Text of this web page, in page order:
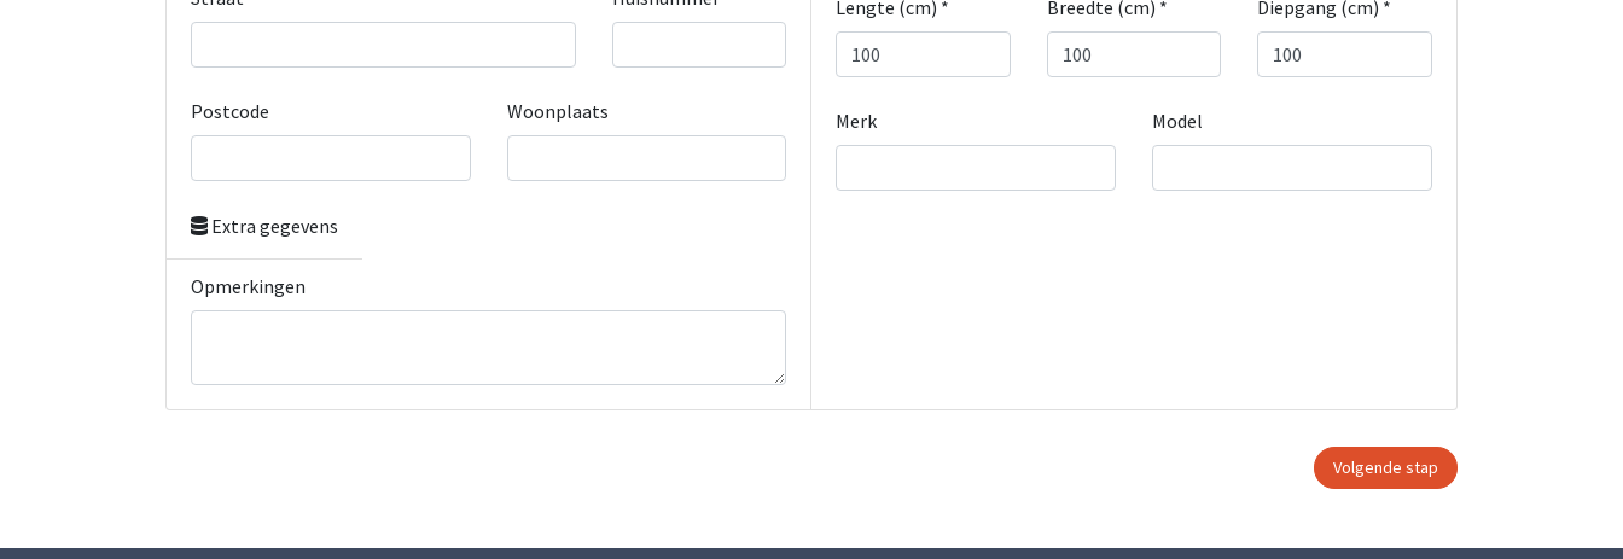
Postcode Woonplaats
Extra gegevens
Opmerkingen
Lengte (cm) * Breedte (cm) * Diepgang (cm) *
Merk Model